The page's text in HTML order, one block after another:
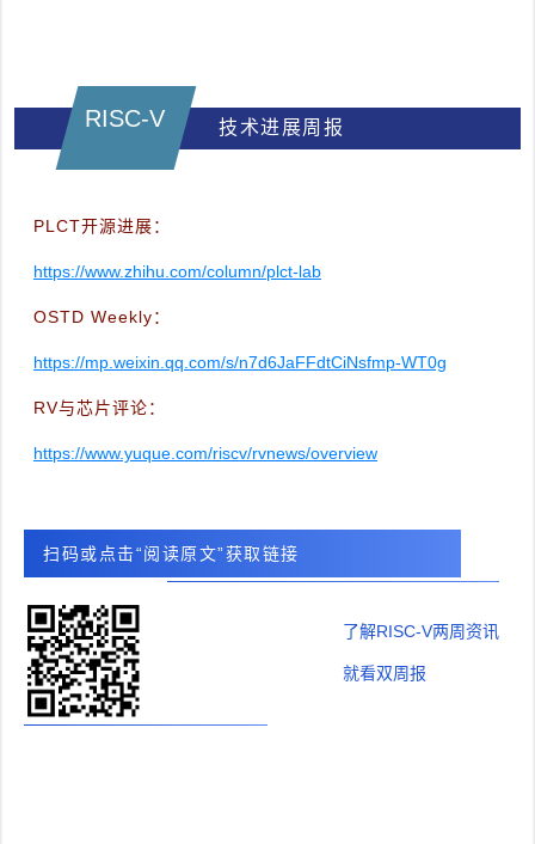
RISC-V 技术进展周报
PLCT开源进展：
https://www.zhihu.com/column/plct-lab
OSTD Weekly：
https://mp.weixin.qq.com/s/n7d6JaFFdtCiNsfmp-WT0g
RV与芯片评论：
https://www.yuque.com/riscv/rvnews/overview
扫码或点击“阅读原文”获取链接
了解RISC-V两周资讯
就看双周报